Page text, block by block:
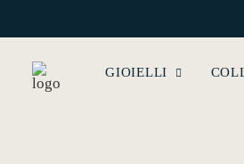
GIOIELLI